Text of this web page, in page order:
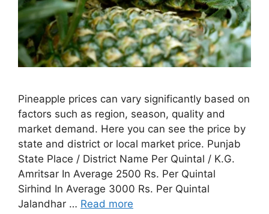
Pineapple prices can vary significantly based on
factors such as region, season, quality and
market demand. Here you can see the price by
state and district or local market price. Punjab
State Place / District Name Per Quintal / K.G.
Amritsar In Average 2500 Rs. Per Quintal
Sirhind In Average 3000 Rs. Per Quintal
Jalandhar … Read more